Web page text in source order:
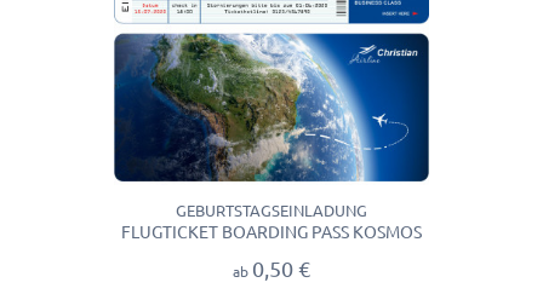
GEBURTSTAGSEINLADUNG
FLUGTICKET BOARDING PASS KOSMOS
ab 0,50 €